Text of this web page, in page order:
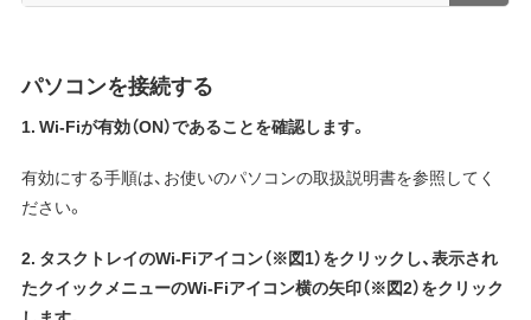
パソコンを接続する
1. Wi-Fiが有効（ON）であることを確認します。
有効にする手順は、お使いのパソコンの取扱説明書を参照してく
ださい。
2. タスクトレイのWi-Fiアイコン（※図1）をクリックし、表示され
たクイックメニューのWi-Fiアイコン横の矢印（※図2）をクリック